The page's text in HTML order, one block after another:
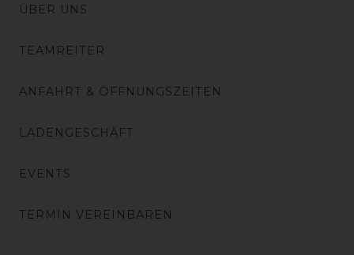
ÜBER UNS
TEAMREITER
ANFAHRT & ÖFFNUNGSZEITEN
LADENGESCHÄFT
EVENTS
TERMIN VEREINBAREN